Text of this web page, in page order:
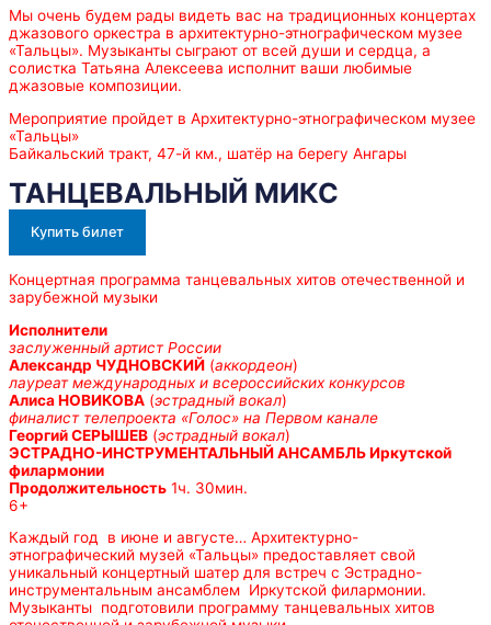
Мы очень будем рады видеть вас на традиционных концертах
джазового оркестра в архитектурно-этнографическом музее
«Тальцы». Музыканты сыграют от всей души и сердца, а
солистка Татьяна Алексеева исполнит ваши любимые
джазовые композиции.
Мероприятие пройдет в Архитектурно-этнографическом музее
«Тальцы»
Байкальский тракт, 47-й км., шатёр на берегу Ангары
ТАНЦЕВАЛЬНЫЙ МИКС
Купить билет
Концертная программа танцевальных хитов отечественной и
зарубежной музыки
Исполнители
заслуженный артист России
Александр ЧУДНОВСКИЙ (аккордеон)
лауреат международных и всероссийских конкурсов
Алиса НОВИКОВА (эстрадный вокал)
финалист телепроекта «Голос» на Первом канале
Георгий СЕРЫШЕВ (эстрадный вокал)
ЭСТРАДНО-ИНСТРУМЕНТАЛЬНЫЙ АНСАМБЛЬ Иркутской
филармонии
Продолжительность 1ч. 30мин.
6+
Каждый год в июне и августе… Архитектурно-
этнографический музей «Тальцы» предоставляет свой
уникальный концертный шатер для встреч с Эстрадно-
инструментальным ансамблем Иркутской филармонии.
Музыканты подготовили программу танцевальных хитов